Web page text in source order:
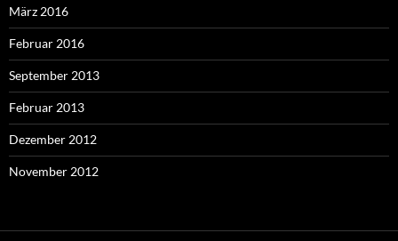
März 2016
Februar 2016
September 2013
Februar 2013
Dezember 2012
November 2012